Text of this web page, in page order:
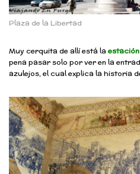
Plaza de la Libertad
Muy cerquita de allí está la
pena pasar solo por ver en la
azulejos, el cual explica la historia